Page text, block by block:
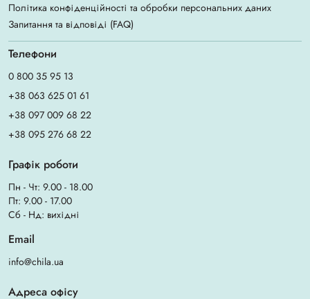
Політика конфіденційності та обробки персональних даних
Запитання та відповіді (FAQ)
Телефони
0 800 35 95 13
+38 063 625 01 61
+38 097 009 68 22
+38 095 276 68 22
Графік роботи
Пн - Чт: 9.00 - 18.00
Пт: 9.00 - 17.00
Сб - Нд: вихідні
Email
info@chila.ua
Адреса офісу